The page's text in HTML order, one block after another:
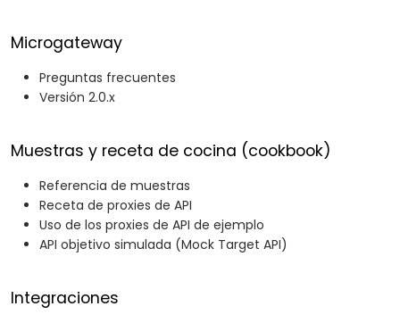
Microgateway
Preguntas frecuentes
Versión 2.0.x
Muestras y receta de cocina (cookbook)
Referencia de muestras
Receta de proxies de API
Uso de los proxies de API de ejemplo
API objetivo simulada (Mock Target API)
Integraciones